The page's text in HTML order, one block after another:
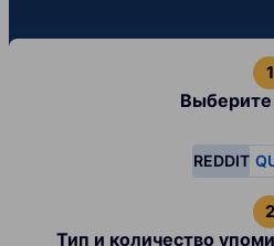
Выберите
REDDIT
Тип и количество